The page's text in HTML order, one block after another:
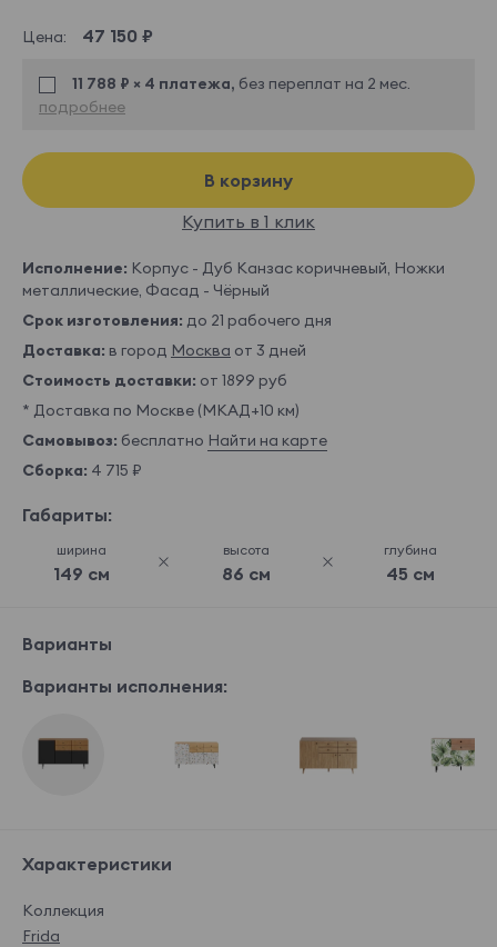
Цена: 47 150 ₽
11 788 ₽ × 4 платежа, без переплат на 2 мес.
подробнее
В корзину
Купить в 1 клик
Исполнение: Корпус - Дуб Канзас коричневый, Ножки
металлические, Фасад - Чёрный
Срок изготовления: до 21 рабочего дня
Доставка: в город Москва от 3 дней
Стоимость доставки: от 1899 руб
* Доставка по Москве (МКАД+10 км)
Самовывоз: бесплатно Найти на карте
Сборка: 4 715 ₽
Габариты:
ширина
149 см
высота
86 см
глубина
45 см
Варианты
Варианты исполнения:
Характеристики
Коллекция
Frida